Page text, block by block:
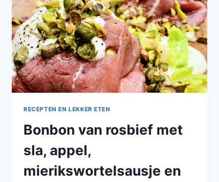
RECEPTEN EN LEKKER ETEN
Bonbon van rosbief met
sla, appel,
mierikswortelsausje en